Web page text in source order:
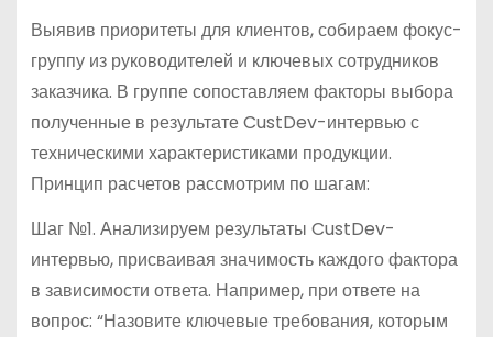
Выявив приоритеты для клиентов, собираем фокус-
группу из руководителей и ключевых сотрудников
заказчика. В группе сопоставляем факторы выбора
полученные в результате CustDev-интервью с
техническими характеристиками продукции.
Принцип расчетов рассмотрим по шагам:
Шаг №1. Анализируем результаты CustDev-
интервью, присваивая значимость каждого фактора
в зависимости ответа. Например, при ответе на
вопрос: “Назовите ключевые требования, которым